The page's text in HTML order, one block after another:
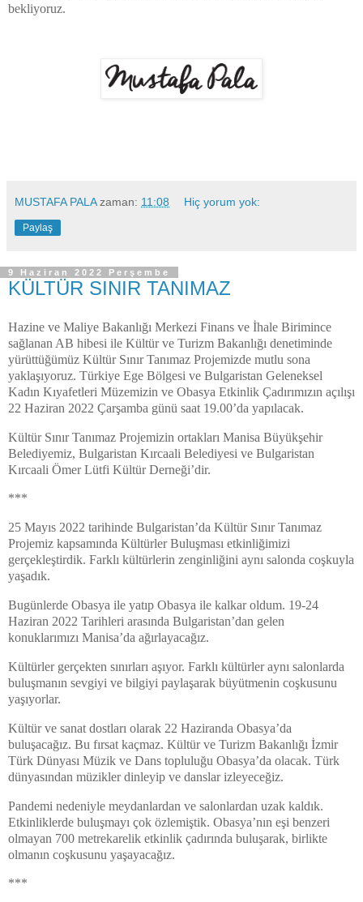
bekliyoruz.
MUSTAFA PALA zaman: 11:08 Hiç yorum yok:
Paylaş
9 Haziran 2022 Perşembe
KÜLTÜR SINIR TANIMAZ
Hazine ve Maliye Bakanlığı Merkezi Finans ve İhale Birimince
sağlanan AB hibesi ile Kültür ve Turizm Bakanlığı denetiminde
yürüttüğümüz Kültür Sınır Tanımaz Projemizde mutlu sona
yaklaşıyoruz. Türkiye Ege Bölgesi ve Bulgaristan Geleneksel
Kadın Kıyafetleri Müzemizin ve Obasya Etkinlik Çadırımızın açılışı
22 Haziran 2022 Çarşamba günü saat 19.00’da yapılacak.
Kültür Sınır Tanımaz Projemizin ortakları Manisa Büyükşehir
Belediyemiz, Bulgaristan Kırcaali Belediyesi ve Bulgaristan
Kırcaali Ömer Lütfi Kültür Derneği’dir.
***
25 Mayıs 2022 tarihinde Bulgaristan’da Kültür Sınır Tanımaz
Projemiz kapsamında Kültürler Buluşması etkinliğimizi
gerçekleştirdik. Farklı kültürlerin zenginliğini aynı salonda coşkuyla
yaşadık.
Bugünlerde Obasya ile yatıp Obasya ile kalkar oldum. 19-24
Haziran 2022 Tarihleri arasında Bulgaristan’dan gelen
konuklarımızı Manisa’da ağırlayacağız.
Kültürler gerçekten sınırları aşıyor. Farklı kültürler aynı salonlarda
buluşmanın sevgiyi ve bilgiyi paylaşarak büyütmenin coşkusunu
yaşıyorlar.
Kültür ve sanat dostları olarak 22 Haziranda Obasya’da
buluşacağız. Bu fırsat kaçmaz. Kültür ve Turizm Bakanlığı İzmir
Türk Dünyası Müzik ve Dans topluluğu Obasya’da olacak. Türk
dünyasından müzikler dinleyip ve danslar izleyeceğiz.
Pandemi nedeniyle meydanlardan ve salonlardan uzak kaldık.
Etkinliklerde buluşmayı çok özlemiştik. Obasya’nın eşi benzeri
olmayan 700 metrekarelik etkinlik çadırında buluşarak, birlikte
olmanın coşkusunu yaşayacağız.
***